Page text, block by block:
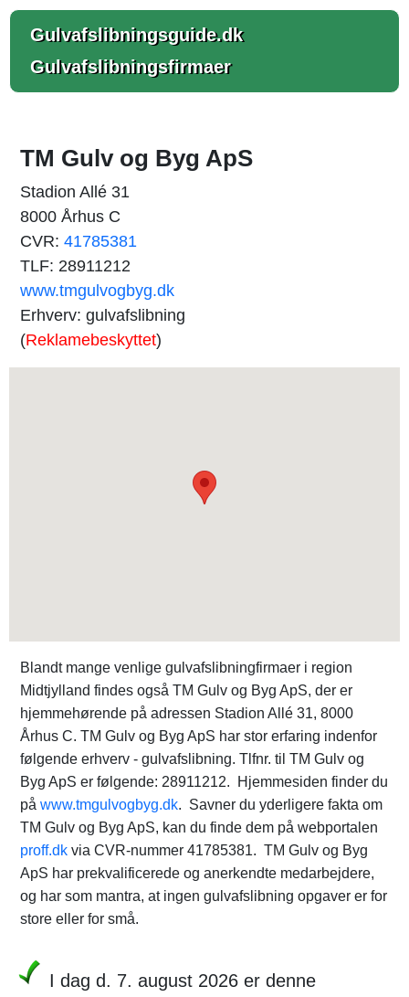
Gulvafslibningsguide.dk
Gulvafslibningsfirmaer
TM Gulv og Byg ApS
Stadion Allé 31
8000 Århus C
CVR: 41785381
TLF: 28911212
www.tmgulvogbyg.dk
Erhverv: gulvafslibning
(Reklamebeskyttet)
Blandt mange venlige gulvafslibningfirmaer i region
Midtjylland findes også TM Gulv og Byg ApS, der er
hjemmehørende på adressen Stadion Allé 31, 8000
Århus C. TM Gulv og Byg ApS har stor erfaring indenfor
følgende erhverv - gulvafslibning. Tlfnr. til TM Gulv og
Byg ApS er følgende: 28911212. Hjemmesiden finder du
på www.tmgulvogbyg.dk. Savner du yderligere fakta om
TM Gulv og Byg ApS, kan du finde dem på webportalen
proff.dk via CVR-nummer 41785381. TM Gulv og Byg
ApS har prekvalificerede og anerkendte medarbejdere,
og har som mantra, at ingen gulvafslibning opgaver er for
store eller for små.
I dag d. 7. august 2026 er denne